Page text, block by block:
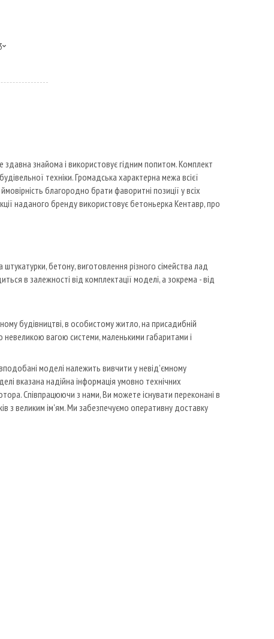
здавна знайома і використовує гідним попитом. Комплект
техніки. Громадська характерна межа всієї
благородно брати фаворитні позиції у всіх
наданого бренду використовує бетоньерка Кентавр, про
бетону, виготовлення різного сімейства лад
в залежності від комплектації моделі, а зокрема - від
будівництві, в особистому житло, на присадибній
вагою системи, маленькими габаритами і
моделі належить вивчити у невід'ємному
вказана надійна інформація умовно технічних
Співпрацюючи з нами, Ви можете існувати переконані в
з великим ім'ям. Ми забезпечуємо оперативну доставку